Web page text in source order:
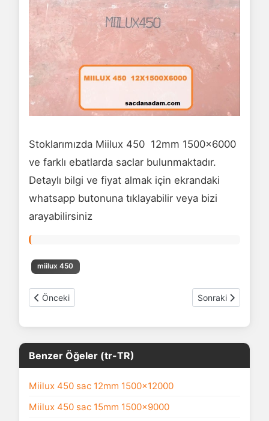
Stoklarımızda Miilux 450 12mm 1500x6000
ve farklı ebatlarda saclar bulunmaktadır.
Detaylı bilgi ve fiyat almak için ekrandaki
whatsapp butonuna tıklayabilir veya bizi
arayabilirsiniz
miilux 450
Önceki makale: Miilux 450 sac 12mm 1500x9000
Önceki Sonraki makale:
Sonraki
Benzer Öğeler (tr-TR)
Miilux 450 sac 12mm 1500x12000
Miilux 450 sac 15mm 1500x9000